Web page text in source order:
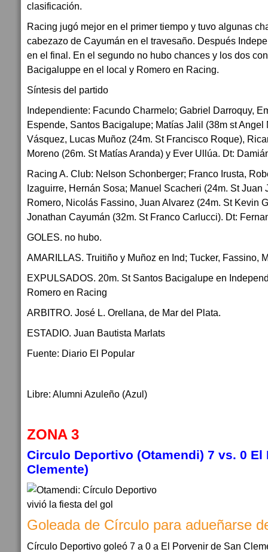
clasificación.
Racing jugó mejor en el primer tiempo y tuvo algunas
cabezazo de Cayumán en el travesaño. Después
en el final. En el segundo no hubo chances y los dos
Bacigaluppe en el local y Romero en Racing.
Síntesis del partido
Independiente: Facundo Charmelo; Gabriel Darroquy,
Espende, Santos Bacigalupe; Matías Jalil (38m st Angel
Vásquez, Lucas Muñoz (24m. St Francisco Roque),
Moreno (26m. St Matías Aranda) y Ever Ullúa. Dt:
Racing A. Club: Nelson Schonberger; Franco Irusta,
Izaguirre, Hernán Sosa; Manuel Scacheri (24m. St Juan
Romero, Nicolás Fassino, Juan Alvarez (24m. St Kevin
Jonathan Cayumán (32m. St Franco Carlucci). Dt:
GOLES. no hubo.
AMARILLAS. Truitiño y Muñoz en Ind; Tucker, Fassino,
EXPULSADOS. 20m. St Santos Bacigalupe en
Romero en Racing
ARBITRO. José L. Orellana, de Mar del Plata.
ESTADIO. Juan Bautista Marlats
Fuente: Diario El Popular
Libre: Alumni Azuleño (Azul)
ZONA 3
Circulo Deportivo (Otamendi) 7 vs. 0 El
Clemente)
Goleada de Círculo para adueñarse
Círculo Deportivo goleó 7 a 0 a El Porvenir de San